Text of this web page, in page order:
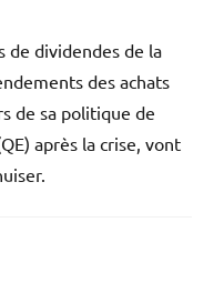
de dividendes de la
des achats
de sa politique de
après la crise, vont